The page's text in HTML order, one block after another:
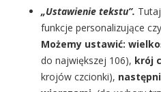
„Ustawienie tekstu”.
funkcje personalizujące
Możemy ustawić:
do największej 106), krój
krojów czcionki),